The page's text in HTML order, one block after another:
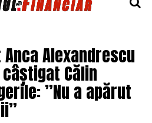
Alexandrescu
Călin
”Nu a apărut